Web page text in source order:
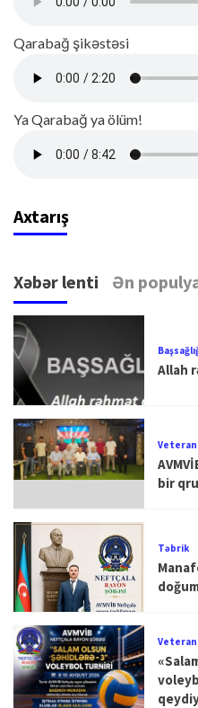
Qarabağ şikəstəsi
Ya Qarabağ ya ölüm!
Axtarış
Xəbər lenti Ən
Allah
Veteran
bir
Təbrik
Veteran